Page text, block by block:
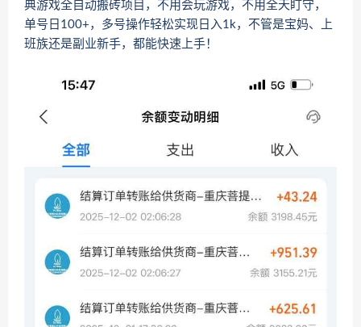
典游戏全自动搬砖项目，不用会玩游戏，不用全天盯守，
单号日100+，多号操作轻松实现日入1k，不管是宝妈、上
班族还是副业新手，都能快速上手！